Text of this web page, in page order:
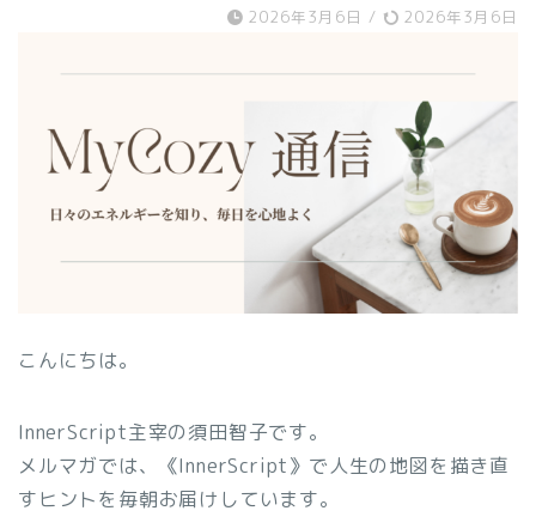
2026年3月6日 / 2026年3月6日
こんにちは。
InnerScript主宰の須田智子です。
メルマガでは、《InnerScript》で人生の地図を描き直
すヒントを毎朝お届けしています。